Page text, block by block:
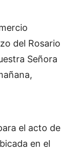
del Rosario
Señora
el acto de
en el